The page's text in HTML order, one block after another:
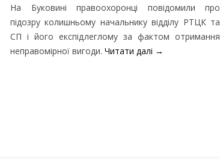
На Буковині правоохоронці повідомили про
підозру колишньому начальнику відділу РТЦК та
СП і його експідлеглому за фактом отримання
неправомірної вигоди. Читати далі →